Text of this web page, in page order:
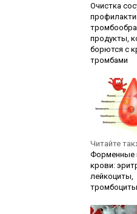
Очистка
продукты,
борются с
тромбами
Читайте
Форменные
крови:
лейкоциты,
тромбоциты